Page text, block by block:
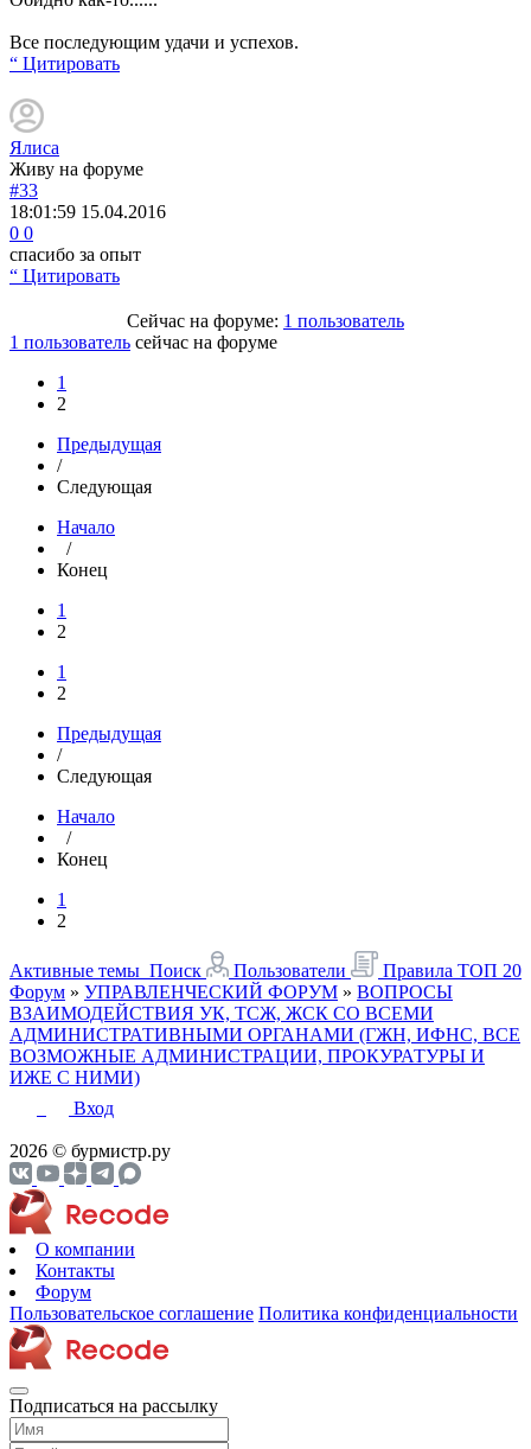
Все последующим удачи и успехов.
“ Цитировать
Ялиса
Живу на форуме
#33
18:01:59 15.04.2016
0 0
спасибо за опыт
“ Цитировать
Сейчас на форуме: 1 пользователь
1 пользователь сейчас на форуме
1
2
Предыдущая
/
Следующая
Начало
/
Конец
1
2
1
2
Предыдущая
/
Следующая
Начало
/
Конец
1
2
Активные темы Поиск Пользователи Правила ТОП 20
Форум » УПРАВЛЕНЧЕСКИЙ ФОРУМ » ВОПРОСЫ
ВЗАИМОДЕЙСТВИЯ УК, ТСЖ, ЖСК СО ВСЕМИ
АДМИНИСТРАТИВНЫМИ ОРГАНАМИ (ГЖН, ИФНС, ВСЕ
ВОЗМОЖНЫЕ АДМИНИСТРАЦИИ, ПРОКУРАТУРЫ И
ИЖЕ С НИМИ)
Вход
2026 © бурмистр.ру
О компании
Контакты
Форум
Пользовательское соглашение Политика конфиденциальности
Подписаться на рассылку